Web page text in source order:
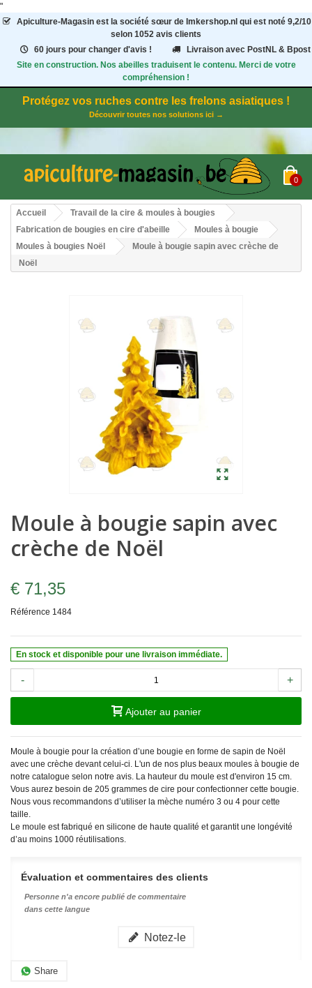
"
Apiculture-Magasinest la société sœur de Imkershop.nl qui est noté 9,2/10
selon 1052 avis clients
60 jours pour changer d'avis !
Livraison avec PostNL & Bpost
Site en construction. Nos abeilles traduisent le contenu. Merci de votre
compréhension !
Protégez vos ruches contre les frelons asiatiques !
Découvrir toutes nos solutions ici →
0
Accueil
Travail de la cire & moules à bougies
Fabrication de bougies en cire d'abeille
Moules à bougie
Moules à bougies Noël
Moule à bougie sapin avec crèche de
Noël
Moule à bougie sapin avec
crèche de Noël
€ 71,35
Référence 1484
En stock et disponible pour une livraison immédiate.
- +
Ajouter au panier
Moule à bougie pour la création d’une bougie en forme de sapin de Noël
avec une crèche devant celui-ci. L'un de nos plus beaux moules à bougie de
notre catalogue selon notre avis. La hauteur du moule est d'environ 15 cm.
Vous aurez besoin de 205 grammes de cire pour confectionner cette bougie.
Nous vous recommandons d’utiliser la mèche numéro 3 ou 4 pour cette
taille.
Le moule est fabriqué en silicone de haute qualité et garantit une longévité
d’au moins 1000 réutilisations.
Évaluation et commentaires des clients
Personne n'a encore publié de commentaire
dans cette langue
Notez-le
Share